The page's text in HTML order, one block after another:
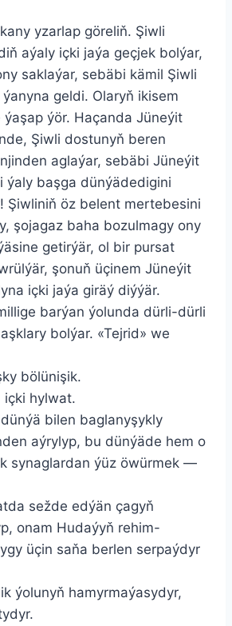
yzarlap göreliň. Şiwli
aýaly içki jaýa geçjek bolýar,
saklaýar, sebäbi kämil Şiwli
geldi. Olaryň ikisem
ýör. Haçanda Jüneýit
Şiwli dostunyň beren
aglaýar, sebäbi Jüneýit
ýaly başga dünýädedigini
Şiwliniň öz belent mertebesini
şojagaz baha bozulmagy ony
getirýär, ol bir pursat
şonuň üçinem Jüneýit
içki jaýa giräý diýýär.
barýan ýolunda dürli-dürli
bolýar. «Tejrid» we
bölünişik.
hylwat.
bilen baglanyşykly
aýrylyp, bu dünýäde hem o
synaglardan ýüz öwürmek —
sežde edýän çagyň
onam Hudaýyň rehim-
üçin saňa berlen serpaýdyr
ýolunyň hamyrmaýasydyr,